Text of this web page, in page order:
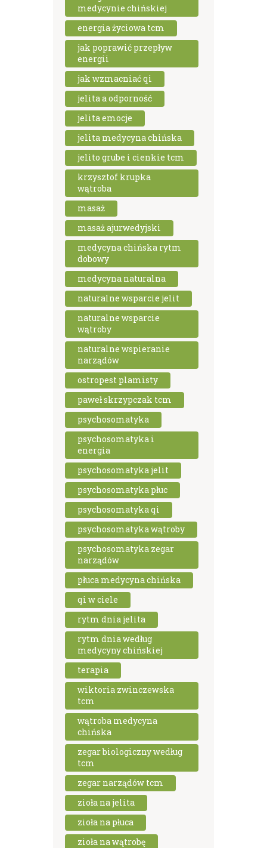
medycynie chińskiej
energia życiowa tcm
jak poprawić przepływ
energii
jak wzmacniać qi
jelita a odporność
jelita emocje
jelita medycyna chińska
jelito grube i cienkie tcm
krzysztof krupka
wątroba
masaż
masaż ajurwedyjski
medycyna chińska rytm
dobowy
medycyna naturalna
naturalne wsparcie jelit
naturalne wsparcie
wątroby
naturalne wspieranie
narządów
ostropest plamisty
paweł skrzypczak tcm
psychosomatyka
psychosomatyka i
energia
psychosomatyka jelit
psychosomatyka płuc
psychosomatyka qi
psychosomatyka wątroby
psychosomatyka zegar
narządów
płuca medycyna chińska
qi w ciele
rytm dnia jelita
rytm dnia według
medycyny chińskiej
terapia
wiktoria zwinczewska
tcm
wątroba medycyna
chińska
zegar biologiczny według
tcm
zegar narządów tcm
zioła na jelita
zioła na płuca
zioła na wątrobę